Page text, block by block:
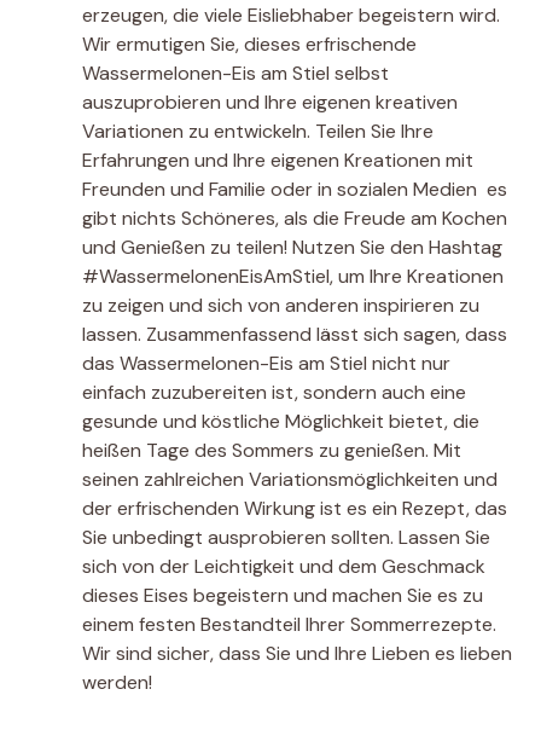
erzeugen, die viele Eisliebhaber begeistern wird.
Wir ermutigen Sie, dieses erfrischende
Wassermelonen-Eis am Stiel selbst
auszuprobieren und Ihre eigenen kreativen
Variationen zu entwickeln. Teilen Sie Ihre
Erfahrungen und Ihre eigenen Kreationen mit
Freunden und Familie oder in sozialen Medien  es
gibt nichts Schöneres, als die Freude am Kochen
und Genießen zu teilen! Nutzen Sie den Hashtag
#WassermelonenEisAmStiel, um Ihre Kreationen
zu zeigen und sich von anderen inspirieren zu
lassen. Zusammenfassend lässt sich sagen, dass
das Wassermelonen-Eis am Stiel nicht nur
einfach zuzubereiten ist, sondern auch eine
gesunde und köstliche Möglichkeit bietet, die
heißen Tage des Sommers zu genießen. Mit
seinen zahlreichen Variationsmöglichkeiten und
der erfrischenden Wirkung ist es ein Rezept, das
Sie unbedingt ausprobieren sollten. Lassen Sie
sich von der Leichtigkeit und dem Geschmack
dieses Eises begeistern und machen Sie es zu
einem festen Bestandteil Ihrer Sommerrezepte.
Wir sind sicher, dass Sie und Ihre Lieben es lieben
werden!